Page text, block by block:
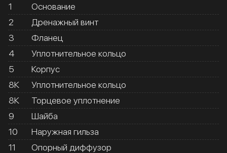
1
Основание
2
Дренажный винт
3
Фланец
4
Уплотнительное кольцо
5
Корпус
8К
Уплотнительное кольцо
8К
Торцевое уплотнение
9
Шайба
10
Наружная гильза
11
Опорный диффузор